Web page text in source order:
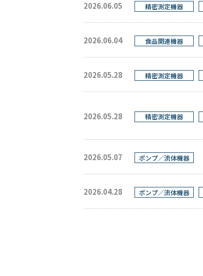
2026.06.05 精密測定機器
2026.06.04 食品関連機器
2026.05.28 精密測定機器
2026.05.28 精密測定機器
2026.05.07 ポンプ／流体機器
2026.04.28 ポンプ／流体機器